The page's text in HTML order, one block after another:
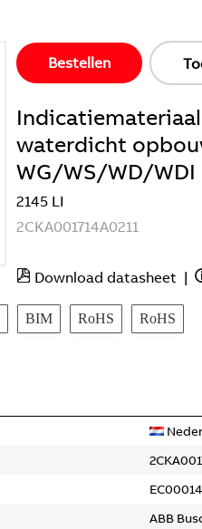
Bestellen
waterdicht
WG/WS/WD/WDI
2145 LI
2CKA001714A0211
Download datasheet |
BIM RoHS RoHS
ABB